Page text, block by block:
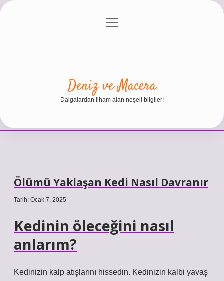
Gizlilik Politikası
menüyü
Deniz ve Macera
Dalgalardan ilham alan neşeli bilgiler!
Ölümü Yaklaşan Kedi Nasıl Davranır
Tarih: Ocak 7, 2025
Kedinin öleceğini nasıl
anlarım?
Kedinizin kalp atışlarını hissedin. Kedinizin kalbi yavaş